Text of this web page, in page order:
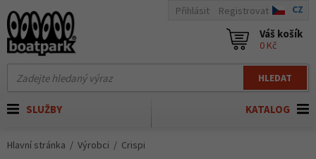
HLEDAT
Přihlásit Registrovat CZ
Váš košík
0 Kč
KATALOG
SLUŽBY
Hlavní stránka Výrobci Crispi